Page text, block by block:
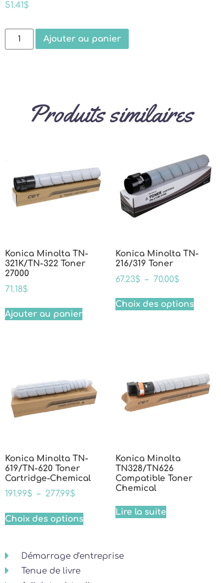
51.41$
Ajouter au panier
Produits similaires
Konica Minolta TN-
321K/TN-322 Toner
27000
71.18$
Ajouter au panier
Konica Minolta TN-
216/319 Toner
67.23$ – 70.00$
Choix des options
Konica Minolta TN-
619/TN-620 Toner
Cartridge-Chemical
191.99$ – 277.99$
Choix des options
Konica Minolta
TN328/TN626
Compatible Toner
Chemical
Lire la suite
Démarrage d'entreprise
Tenue de livre